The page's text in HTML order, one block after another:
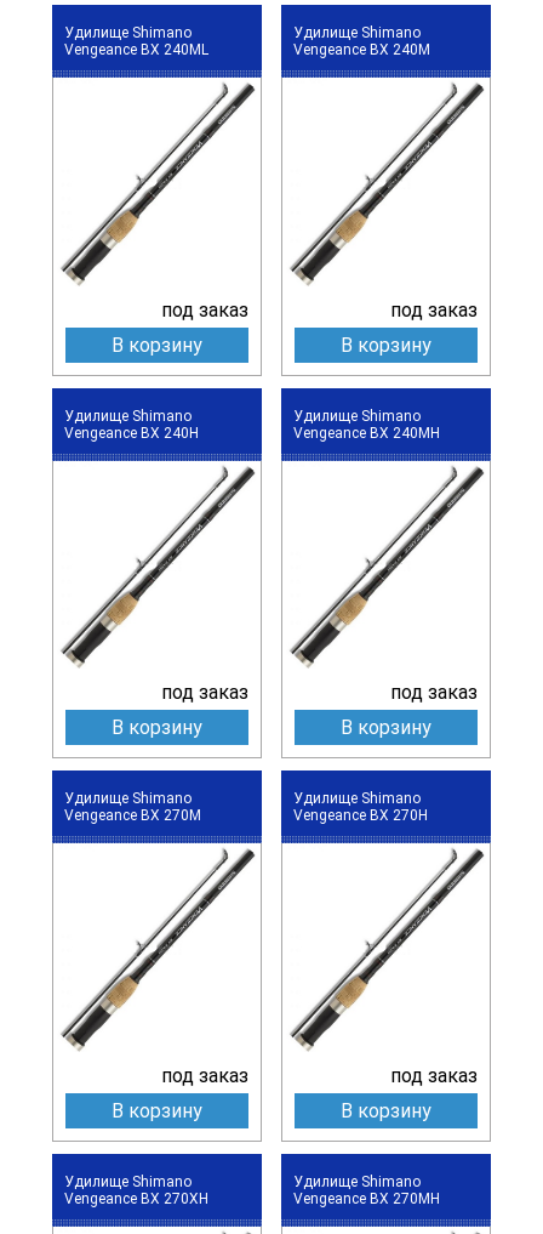
Удилище Shimano
Vengeance BX 240ML
под заказ
В корзину
Удилище Shimano
Vengeance BX 240M
под заказ
В корзину
Удилище Shimano
Vengeance BX 240H
под заказ
В корзину
Удилище Shimano
Vengeance BX 240MH
под заказ
В корзину
Удилище Shimano
Vengeance BX 270M
под заказ
В корзину
Удилище Shimano
Vengeance BX 270H
под заказ
В корзину
Удилище Shimano
Vengeance BX 270XH
Удилище Shimano
Vengeance BX 270MH